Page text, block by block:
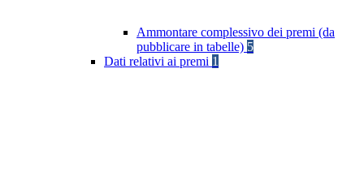
Ammontare complessivo dei premi (da
pubblicare in tabelle) 5
Dati relativi ai premi 1